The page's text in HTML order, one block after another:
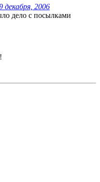
2006
дело с посылками